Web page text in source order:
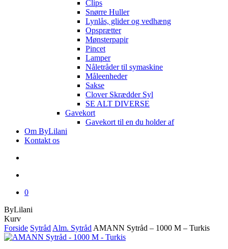
Clips
Snørre Huller
Lynlås, glider og vedhæng
Opsprætter
Mønsterpapir
Pincet
Lamper
Nåletråder til symaskine
Måleenheder
Sakse
Clover Skrædder Syl
SE ALT DIVERSE
Gavekort
Gavekort til en du holder af
Om ByLilani
Kontakt os
0
ByLilani
KurvClose
Cart
Forside Sytråd Alm. Sytråd AMANN Sytråd – 1000 M – Turkis